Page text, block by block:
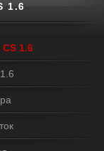
1.6
1.6